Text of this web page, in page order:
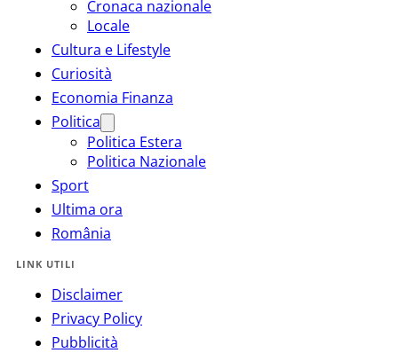
Cronaca nazionale
Locale
Cultura e Lifestyle
Curiosità
Economia Finanza
Politica
Politica Estera
Politica Nazionale
Sport
Ultima ora
România
LINK UTILI
Disclaimer
Privacy Policy
Pubblicità